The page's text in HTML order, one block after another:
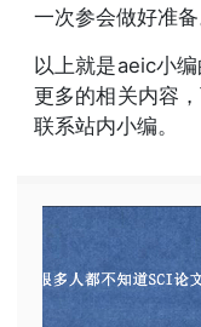
一次参会做好准备
以上就是aeic小
更多的相关内容
联系站内小编。